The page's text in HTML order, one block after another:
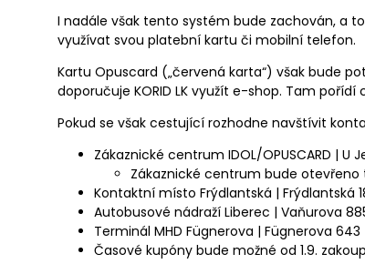
I nadále však tento systém bude zachován, a
využívat svou platební kartu či mobilní telefon.
Kartu Opuscard („červená karta“) však bude
doporučuje KORID LK využít e-shop. Tam
Pokud se však cestující rozhodne navštívit
Zákaznické centrum IDOL/OPUSCARD |
Zákaznické centrum bude otevřeno
Kontaktní místo Frýdlantská | Frýdlantská
Autobusové nádraží Liberec | Vaňurova
Terminál MHD Fügnerova | Fügnerova
Časové kupóny bude možné od 1.9.